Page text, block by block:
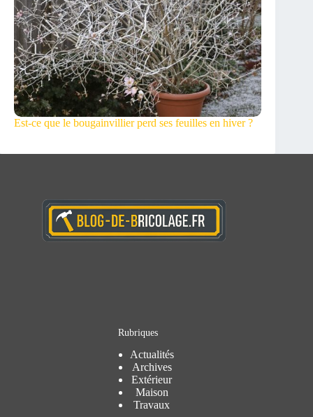
Est-ce que le bougainvillier perd ses feuilles en hiver ?
Rubriques
Actualités
Archives
Extérieur
Maison
Travaux